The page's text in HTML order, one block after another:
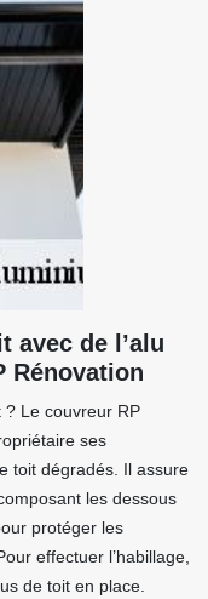
avec de l’alu
Rénovation
? Le couvreur RP
ses
toit dégradés. Il assure
les dessous
protéger les
effectuer l’habillage,
de toit en place.